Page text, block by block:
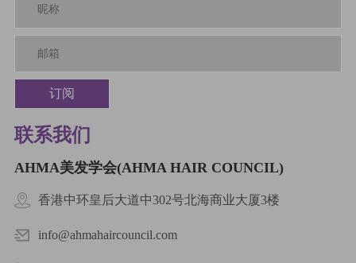
订阅
联系我们
AHMA美发学会(AHMA HAIR COUNCIL)
香港中环皇后大道中302号北海商业大厦3楼
info@ahmahaircouncil.com